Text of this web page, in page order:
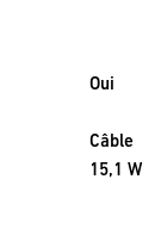
Oui
Câble
15,1 W